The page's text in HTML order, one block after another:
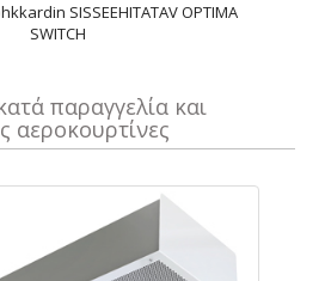
SISSEEHITATAV OPTIMA
SWITCH
παραγγελία και
αεροκουρτίνες